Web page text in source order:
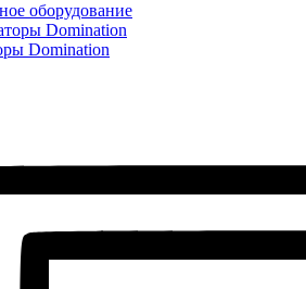
оборудование
Domination